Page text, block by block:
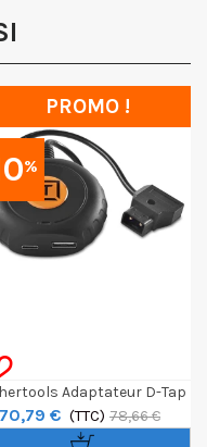
%
PROMO !
Adaptateur D-Tap
Vers USB-C
70,79 € (TTC) 78,66 €